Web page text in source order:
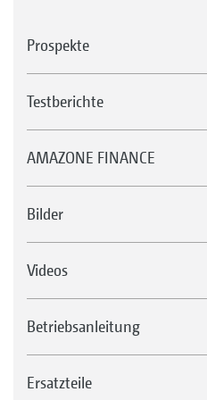
Prospekte
Testberichte
AMAZONE FINANCE
Bilder
Videos
Betriebsanleitung
Ersatzteile